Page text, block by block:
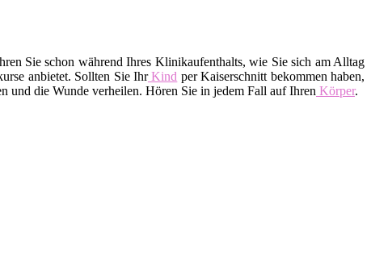
Sie schon während Ihres Klinikaufenthalts, wie Sie sich am Alltag
anbietet. Sollten Sie IhrKind per Kaiserschnitt bekommen haben,
und die Wunde verheilen. Hören Sie in jedem Fall auf Ihren Körper.